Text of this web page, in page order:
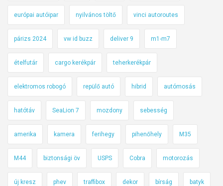
európai autóipar nyilvános töltő vinci autoroutes
párizs 2024 vw id buzz deliver 9 m1-m7
ételfutár cargo kerékpár teherkerékpár
elektromos robogó repülő autó hibrid autómosás
hatótáv SeaLion 7 mozdony sebesség
amerika kamera ferihegy pihenőhely M35
M44 biztonsági öv USPS Cobra motorozás
új kresz phev traffibox dekor bírság batyk